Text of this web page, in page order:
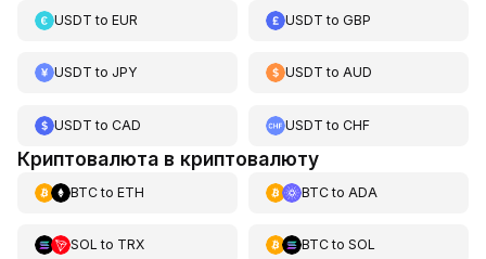
USDT to EUR USDT toGBP
USDT to JPY USDT toAUD
USDT to CAD USDT toCHF
Криптовалюта в криптовалюту
BTCto ETH BTCto ADA
SOL to TRX BTCto SOL